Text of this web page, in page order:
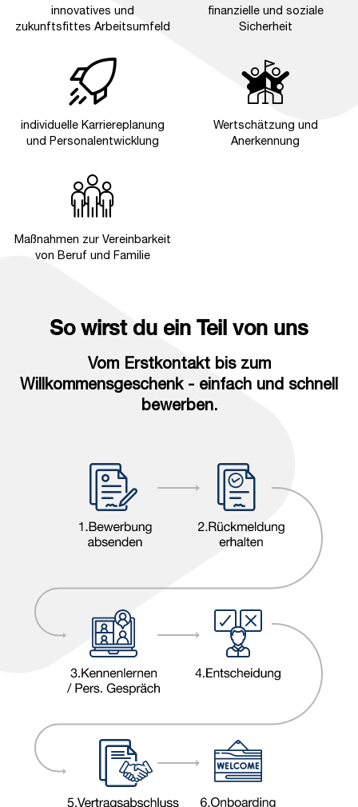
innovatives und
zukunftsfittes Arbeitsumfeld
finanzielle und soziale
Sicherheit
individuelle Karriereplanung
und Personalentwicklung
Wertschätzung und
Anerkennung
Maßnahmen zur Vereinbarkeit
von Beruf und Familie
So wirst du ein Teil von uns
Vom Erstkontakt bis zum
Willkommensgeschenk - einfach und schnell
bewerben.